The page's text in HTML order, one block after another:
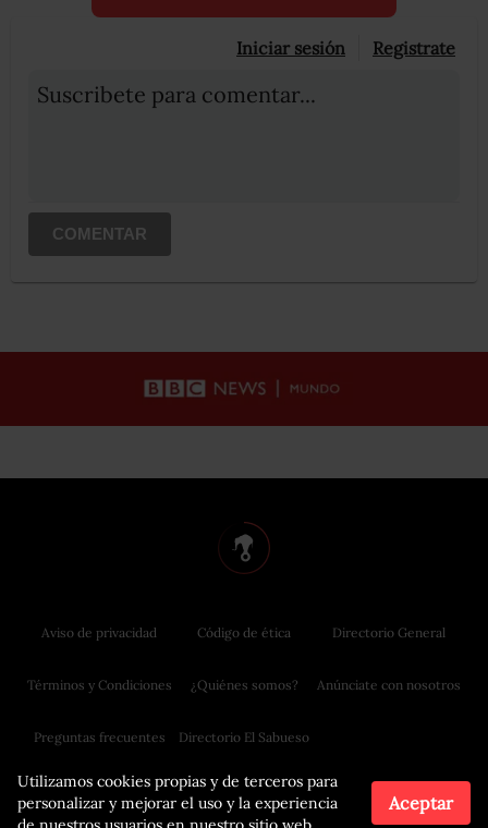
Iniciar sesión Registrate
Suscribete para comentar...
COMENTAR
Utilizamos cookies propias y de terceros para
personalizar y mejorar el uso y la experiencia
Aceptar
Aviso de privacidad
Términos y Condiciones
Preguntas frecuentes
Código de ética
¿Quiénes somos?
Directorio El Sabueso
Directorio General
Anúnciate con nosotros